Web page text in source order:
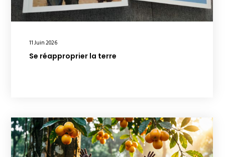
11 Juin 2026
Se réapproprier la terre